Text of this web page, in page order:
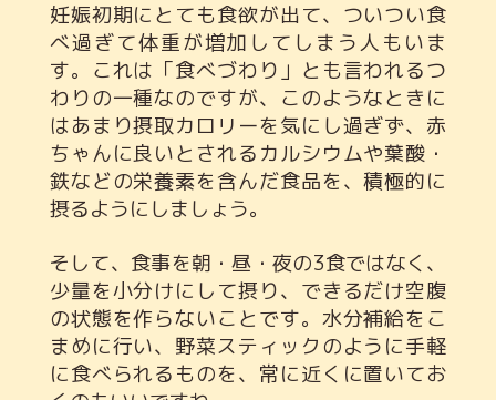
妊娠初期にとても食欲が出て、ついつい食
べ過ぎて体重が増加してしまう人もいま
す。これは「食べづわり」とも言われるつ
わりの一種なのですが、このようなときに
はあまり摂取カロリーを気にし過ぎず、赤
ちゃんに良いとされるカルシウムや葉酸・
鉄などの栄養素を含んだ食品を、積極的に
摂るようにしましょう。
そして、食事を朝・昼・夜の3食ではなく、
少量を小分けにして摂り、できるだけ空腹
の状態を作らないことです。水分補給をこ
まめに行い、野菜スティックのように手軽
に食べられるものを、常に近くに置いてお